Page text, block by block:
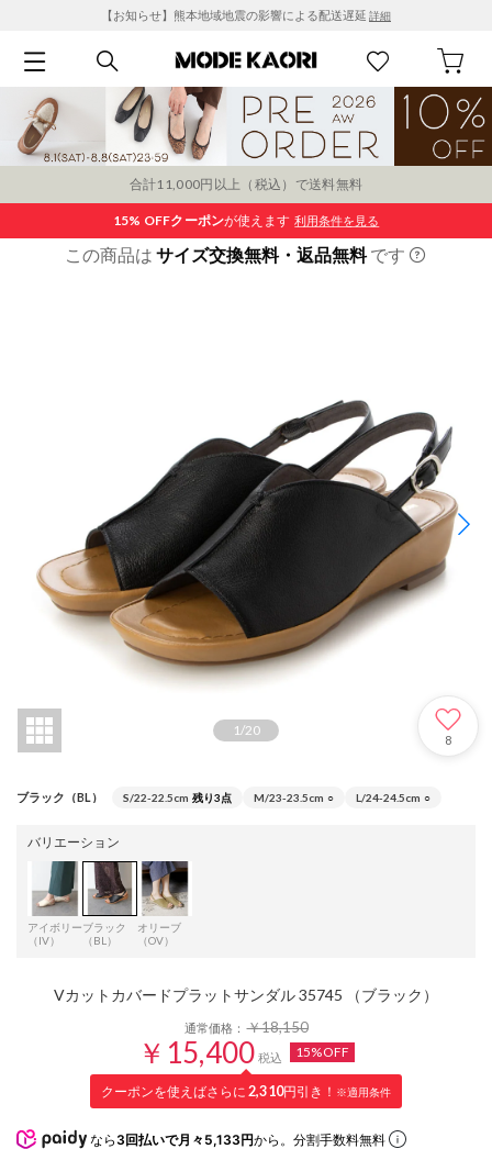
【お知らせ】熊本地域地震の影響による配送遅延 詳細
合計11,000円以上（税込）で送料無料
15% OFFクーポンが使えます 利用条件を見る
この商品は サイズ交換無料・返品無料です
1 /20
8
ブラック（BL） S/22-22.5cm 残り3点 M/23-23.5cm ○ L/24-24.5cm ○
バリエーション
アイボリー
（IV）
ブラック
（BL）
オリーブ
（OV）
Vカットカバードプラットサンダル 35745 （ブラック）
通常価格：￥18,150
￥15,400 税込 15%OFF
クーポンを使えばさらに 2,310円引き！ ※適用条件
なら 3回払いで月々5,133円から。分割手数料無料